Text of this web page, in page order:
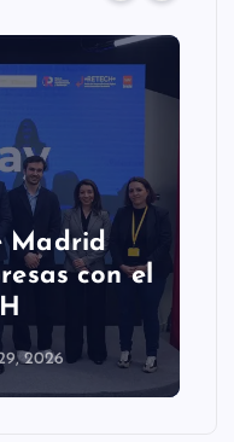
Madrid
con el
2026